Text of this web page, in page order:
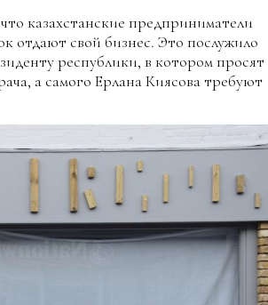
казахстанские предприниматели
отдают свой бизнес. Это послужило
республики, в котором просят
а самого Ерлана Киясова требуют